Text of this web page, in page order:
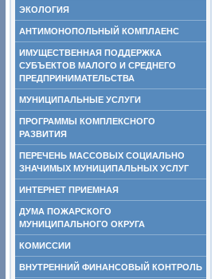
ЭКОЛОГИЯ
АНТИМОНОПОЛЬНЫЙ КОМПЛАЕНС
ИМУЩЕСТВЕННАЯ ПОДДЕРЖКА
СУБЪЕКТОВ МАЛОГО И СРЕДНЕГО
ПРЕДПРИНИМАТЕЛЬСТВА
МУНИЦИПАЛЬНЫЕ УСЛУГИ
ПРОГРАММЫ КОМПЛЕКСНОГО
РАЗВИТИЯ
ПЕРЕЧЕНЬ МАССОВЫХ СОЦИАЛЬНО
ЗНАЧИМЫХ МУНИЦИПАЛЬНЫХ УСЛУГ
ИНТЕРНЕТ ПРИЕМНАЯ
ДУМА ПОЖАРСКОГО
МУНИЦИПАЛЬНОГО ОКРУГА
КОМИССИИ
ВНУТРЕННИЙ ФИНАНСОВЫЙ КОНТРОЛЬ